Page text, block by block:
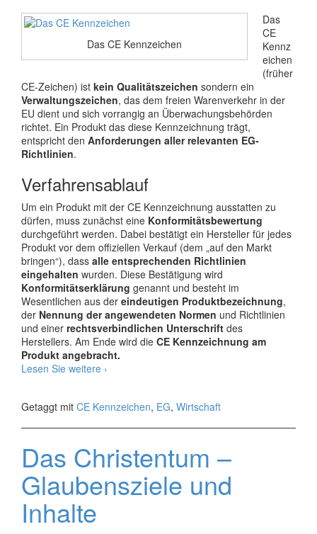
Das CE Kennzeichen
Das
CE
Kennz
eichen
(früher
CE-Zeichen) ist kein Qualitätszeichen sondern ein
Verwaltungszeichen, das dem freien Warenverkehr in der
EU dient und sich vorrangig an Überwachungsbehörden
richtet. Ein Produkt das diese Kennzeichnung trägt,
entspricht den Anforderungen aller relevanten EG-
Richtlinien.
Verfahrensablauf
Um ein Produkt mit der CE Kennzeichnung ausstatten zu
dürfen, muss zunächst eine Konformitätsbewertung
durchgeführt werden. Dabei bestätigt ein Hersteller für jedes
Produkt vor dem offiziellen Verkauf (dem „auf den Markt
bringen“), dass alle entsprechenden Richtlinien
eingehalten wurden. Diese Bestätigung wird
Konformitätserklärung genannt und besteht im
Wesentlichen aus der eindeutigen Produktbezeichnung,
der Nennung der angewendeten Normen und Richtlinien
und einer rechtsverbindlichen Unterschrift des
Herstellers. Am Ende wird die CE Kennzeichnung am
Produkt angebracht.
Lesen Sie weitere Die
›
Getaggt mit CE Kennzeichen, EG, Wirtschaft
Das Christentum –
Glaubensziele und
Inhalte